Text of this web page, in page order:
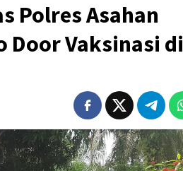
Polres Asahan
Door Vaksinasi di